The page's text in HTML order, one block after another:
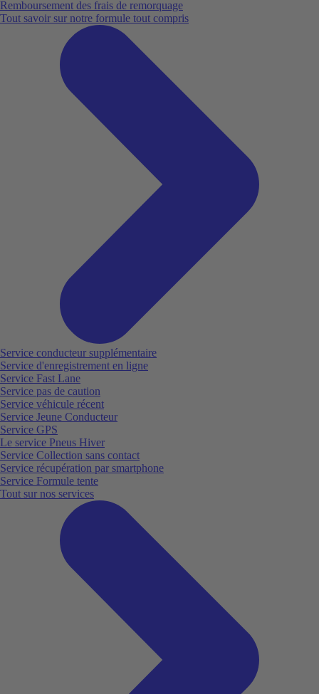
Remboursement des frais de remorquage
Tout savoir sur notre formule tout compris
Service conducteur supplémentaire
Service d'enregistrement en ligne
Service Fast Lane
Service pas de caution
Service véhicule récent
Service Jeune Conducteur
Service GPS
Le service Pneus Hiver
Service Collection sans contact
Service récupération par smartphone
Service Formule tente
Tout sur nos services